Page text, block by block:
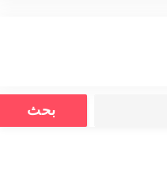
for:
بحث